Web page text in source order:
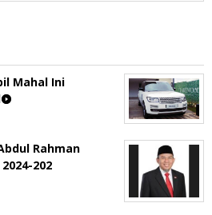
Mahal Ini
Rahman
202